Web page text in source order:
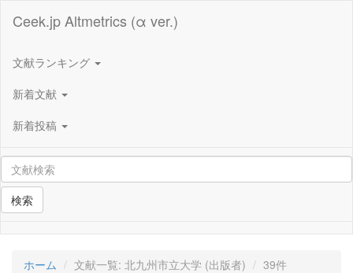
Ceek.jp Altmetrics (α ver.)
文献ランキング
新着文献
新着投稿
検索
ホーム 文献一覧: 北九州市立大学 (出版者) 39件